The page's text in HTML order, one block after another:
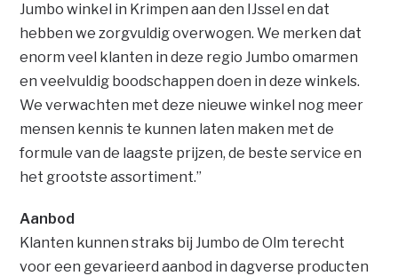
Jumbo winkel in Krimpen aan den IJssel en dat
hebben we zorgvuldig overwogen. We merken dat
enorm veel klanten in deze regio Jumbo omarmen
en veelvuldig boodschappen doen in deze winkels.
We verwachten met deze nieuwe winkel nog meer
mensen kennis te kunnen laten maken met de
formule van de laagste prijzen, de beste service en
het grootste assortiment.”
Aanbod
Klanten kunnen straks bij Jumbo de Olm terecht
voor een gevarieerd aanbod in dagverse producten